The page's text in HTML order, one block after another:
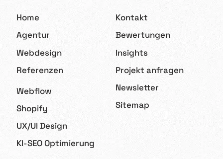
Home
Agentur
Webdesign
Referenzen
Webflow
Shopify
UX/UI Design
KI-SEO Optimierung
Kontakt
Bewertungen
Insights
Projekt anfragen
Newsletter
Sitemap